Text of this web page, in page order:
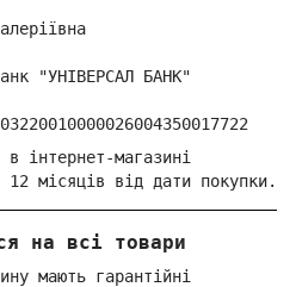
"УНІВЕРСАЛ БАНК"
інтернет-магазині
місяців від дати покупки.
на всі товари
мають гарантійні